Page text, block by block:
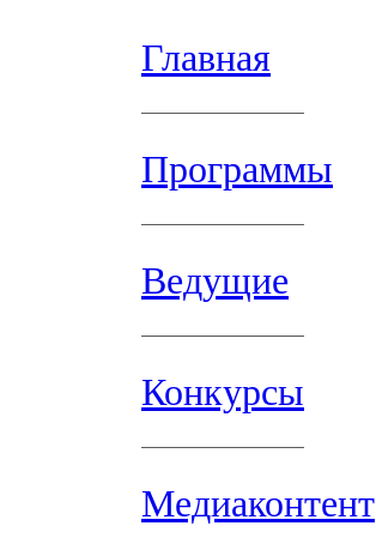
Главная
Программы
Ведущие
Конкурсы
Медиаконтент